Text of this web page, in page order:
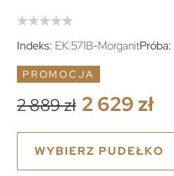
Indeks: EK.571B-MorganitPróba:
PROMOCJA
2 889 zł 2 629 zł
WYBIERZ PUDEŁKO